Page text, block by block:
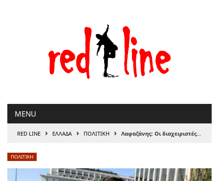
MENU
RED LINE › ΕΛΛΑΔΑ › ΠΟΛΙΤΙΚΗ › Λαφαζάνης: Οι διαχειριστές των μνημονίων δρουν σαν τζιχαντιστές του ISIS
ΠΟΛΙΤΙΚΗ